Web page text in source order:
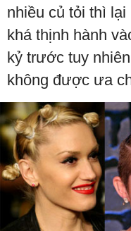
nhiều củ tỏi thì
khá thịnh hành
kỷ trước tuy
không được ưa